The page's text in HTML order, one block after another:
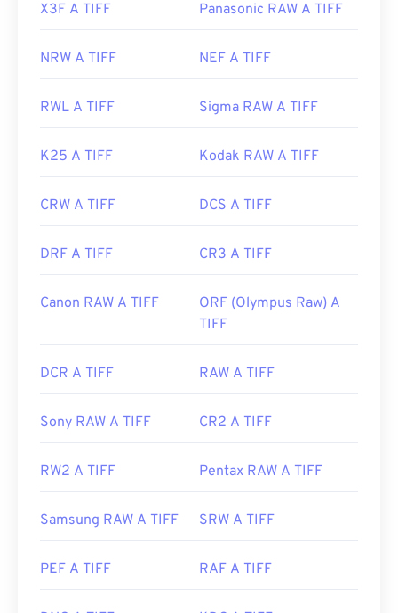
X3F A TIFF Panasonic RAW A TIFF
NRW A TIFF NEF A TIFF
RWL A TIFF Sigma RAW A TIFF
K25 A TIFF Kodak RAW A TIFF
CRW A TIFF DCS A TIFF
DRF A TIFF CR3 A TIFF
Canon RAW A TIFF
ORF (Olympus Raw) A
TIFF
DCR A TIFF RAW A TIFF
Sony RAW A TIFF CR2 A TIFF
RW2 A TIFF Pentax RAW A TIFF
Samsung RAW A TIFF SRW A TIFF
PEF A TIFF RAF A TIFF